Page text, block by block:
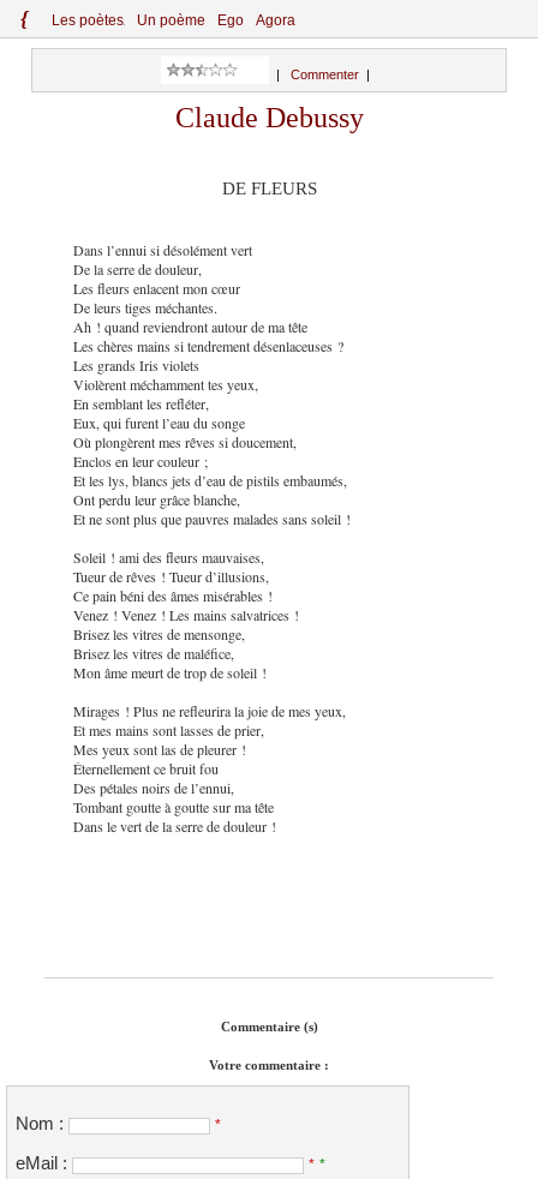
{ Les poètes Un poème Ego Agora
Commenter
Claude Debussy
DE FLEURS
Dans l’ennui si désolément vert
De la serre de douleur,
Les fleurs enlacent mon cœur
De leurs tiges méchantes.
Ah ! quand reviendront autour de ma tête
Les chères mains si tendrement désenlaceuses ?
Les grands Iris violets
Violèrent méchamment tes yeux,
En semblant les refléter,
Eux, qui furent l’eau du songe
Où plongèrent mes rêves si doucement,
Enclos en leur couleur ;
Et les lys, blancs jets d’eau de pistils embaumés,
Ont perdu leur grâce blanche,
Et ne sont plus que pauvres malades sans soleil !
Soleil ! ami des fleurs mauvaises,
Tueur de rêves ! Tueur d’illusions,
Ce pain béni des âmes misérables !
Venez ! Venez ! Les mains salvatrices !
Brisez les vitres de mensonge,
Brisez les vitres de maléfice,
Mon âme meurt de trop de soleil !
Mirages ! Plus ne refleurira la joie de mes yeux,
Et mes mains sont lasses de prier,
Mes yeux sont las de pleurer !
Éternellement ce bruit fou
Des pétales noirs de l’ennui,
Tombant goutte à goutte sur ma tête
Dans le vert de la serre de douleur !
Commentaire (s)
Votre commentaire :
Nom : *
eMail : * *